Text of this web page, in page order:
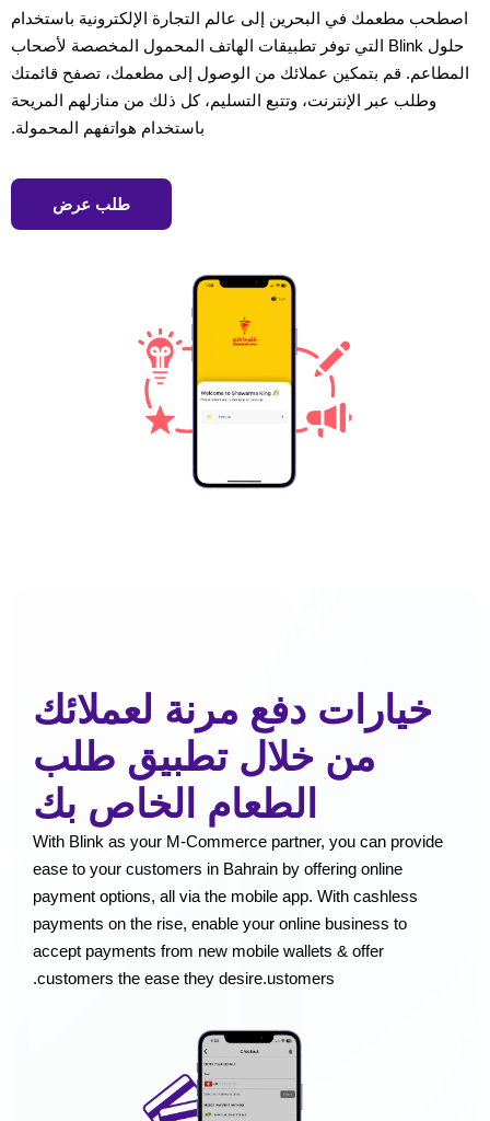
اصطحب مطعمك في البحرين إلى عالم التجارة الإلكترونية باستخدام
حلول Blink التي توفر تطبيقات الهاتف المحمول المخصصة لأصحاب
المطاعم. قم بتمكين عملائك من الوصول إلى مطعمك، تصفح قائمتك
وطلب عبر الإنترنت، وتتبع التسليم، كل ذلك من منازلهم المريحة
باستخدام هواتفهم المحمولة.
طلب عرض
خيارات دفع مرنة لعملائك
من خلال تطبيق طلب
الطعام الخاص بك
With Blink as your M-Commerce partner, you can provide
ease to your customers in Bahrain by offering online
payment options, all via the mobile app. With cashless
payments on the rise, enable your online business to
accept payments from new mobile wallets & offer
customers the ease they desire.ustomers.